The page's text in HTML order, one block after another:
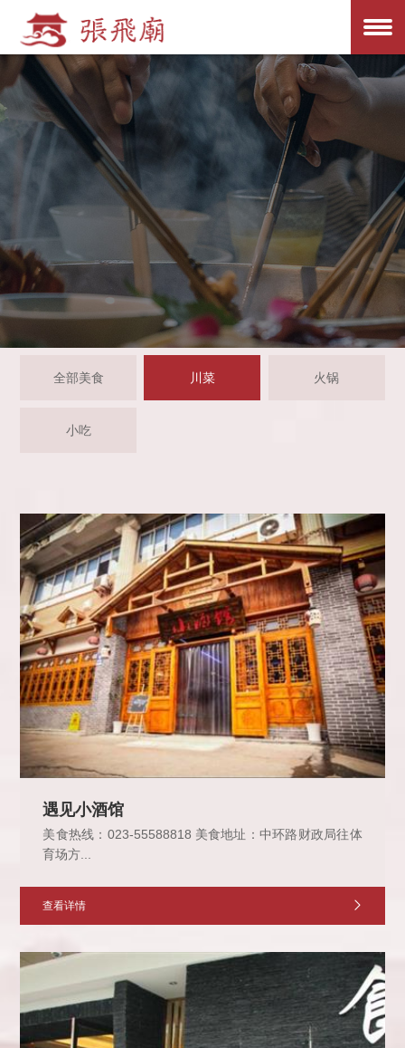
全部美食 川菜 火锅
小吃
遇见小酒馆
美食热线：023-55588818 美食地址：中环路财政局往体
育场方...
查看详情